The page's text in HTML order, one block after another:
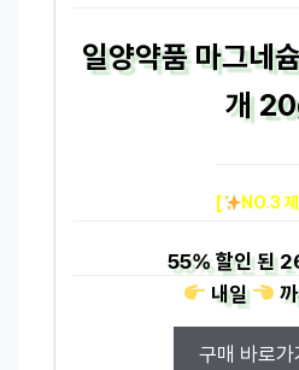
일양약품 마그네
개
[ NO.3
55%할인 된
내일
구매 바로가